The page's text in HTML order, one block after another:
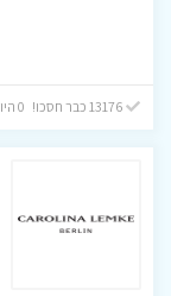
13176 כבר חסכו! 0 היום